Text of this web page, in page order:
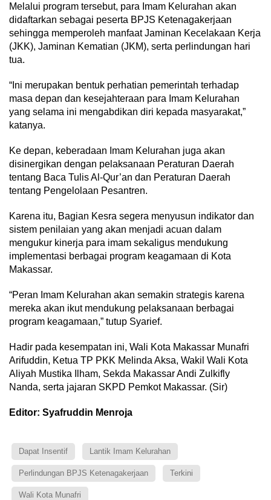
Melalui program tersebut, para Imam Kelurahan akan
didaftarkan sebagai peserta BPJS Ketenagakerjaan
sehingga memperoleh manfaat Jaminan Kecelakaan Kerja
(JKK), Jaminan Kematian (JKM), serta perlindungan hari
tua.
“Ini merupakan bentuk perhatian pemerintah terhadap
masa depan dan kesejahteraan para Imam Kelurahan
yang selama ini mengabdikan diri kepada masyarakat,”
katanya.
Ke depan, keberadaan Imam Kelurahan juga akan
disinergikan dengan pelaksanaan Peraturan Daerah
tentang Baca Tulis Al-Qur’an dan Peraturan Daerah
tentang Pengelolaan Pesantren.
Karena itu, Bagian Kesra segera menyusun indikator dan
sistem penilaian yang akan menjadi acuan dalam
mengukur kinerja para imam sekaligus mendukung
implementasi berbagai program keagamaan di Kota
Makassar.
“Peran Imam Kelurahan akan semakin strategis karena
mereka akan ikut mendukung pelaksanaan berbagai
program keagamaan,” tutup Syarief.
Hadir pada kesempatan ini, Wali Kota Makassar Munafri
Arifuddin, Ketua TP PKK Melinda Aksa, Wakil Wali Kota
Aliyah Mustika Ilham, Sekda Makassar Andi Zulkifly
Nanda, serta jajaran SKPD Pemkot Makassar. (Sir)
Editor: Syafruddin Menroja
Dapat Insentif Lantik Imam Kelurahan
Perlindungan BPJS Ketenagakerjaan Terkini
Wali Kota Munafri